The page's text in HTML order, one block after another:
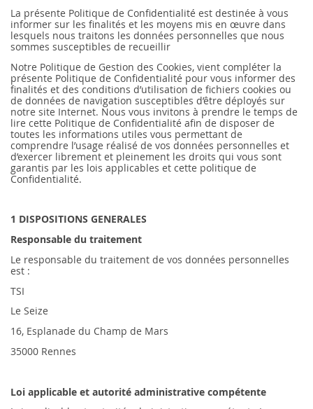
La présente Politique de Confidentialité est destinée à vous
informer sur les finalités et les moyens mis en œuvre dans
lesquels nous traitons les données personnelles que nous
sommes susceptibles de recueillir
Notre Politique de Gestion des Cookies, vient compléter la
présente Politique de Confidentialité pour vous informer des
finalités et des conditions d’utilisation de fichiers cookies ou
de données de navigation susceptibles d’être déployés sur
notre site Internet. Nous vous invitons à prendre le temps de
lire cette Politique de Confidentialité afin de disposer de
toutes les informations utiles vous permettant de
comprendre l’usage réalisé de vos données personnelles et
d’exercer librement et pleinement les droits qui vous sont
garantis par les lois applicables et cette politique de
Confidentialité.
1 DISPOSITIONS GENERALES
Responsable du traitement
Le responsable du traitement de vos données personnelles
est :
TSI
Le Seize
16, Esplanade du Champ de Mars
35000 Rennes
Loi applicable et autorité administrative compétente